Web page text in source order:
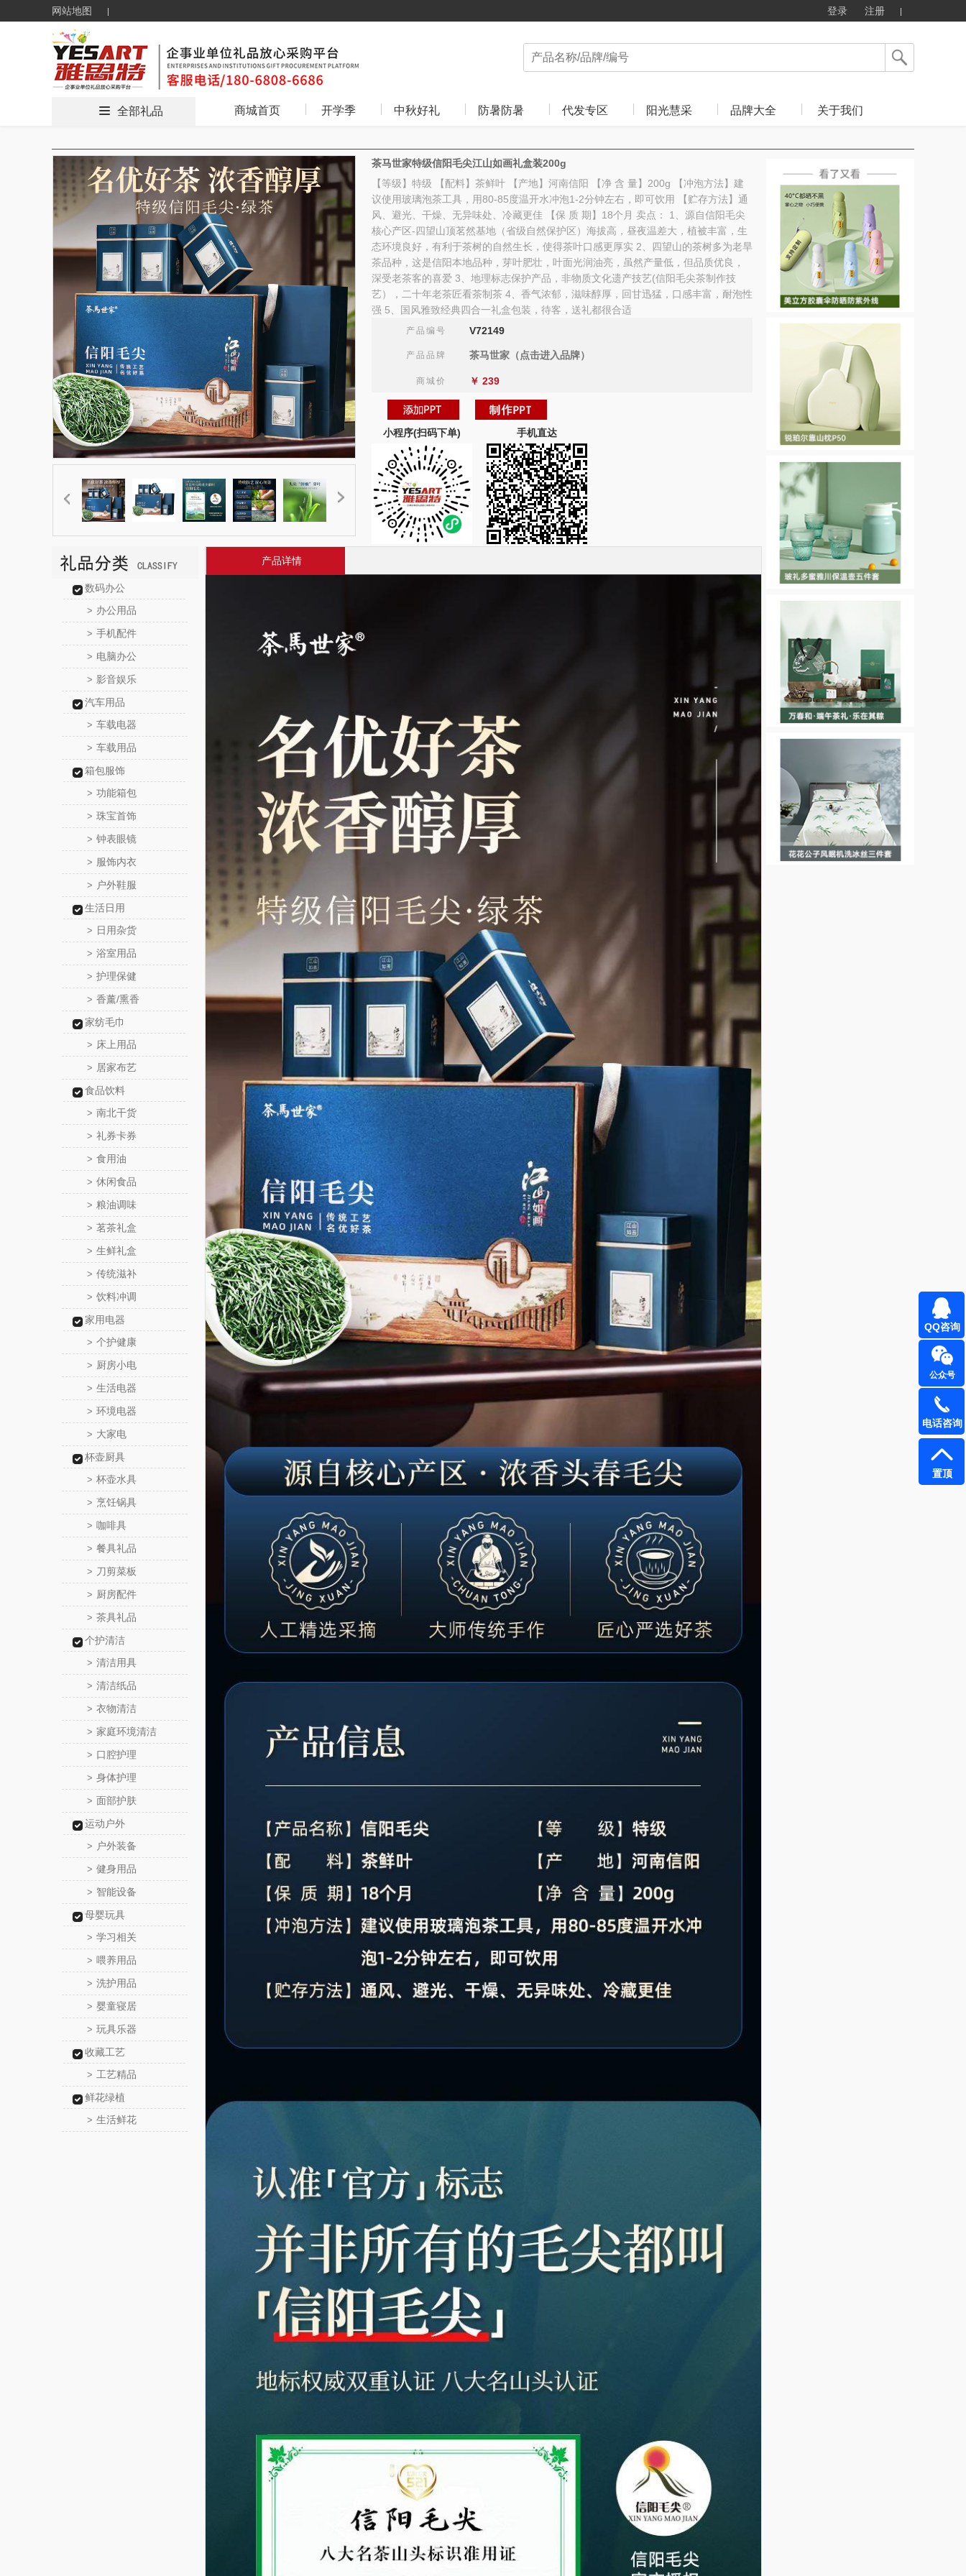
网站地图 登录 注册
全部礼品 商城首页 开学季 中秋好礼 防暑防暑 代发专区 阳光慧采 品牌大全 关于我们
茶马世家特级信阳毛尖江山如画礼盒装200g
【等级】特级 【配料】茶鲜叶 【产地】河南信阳 【净 含 量】200g 【冲泡方法】建
议使用玻璃泡茶工具，用80-85度温开水冲泡1-2分钟左右，即可饮用 【贮存方法】通
风、避光、干燥、无异味处、冷藏更佳 【保 质 期】18个月 卖点： 1、源自信阳毛尖
核心产区-四望山顶茗然基地（省级自然保护区）海拔高，昼夜温差大，植被丰富，生
态环境良好，有利于茶树的自然生长，使得茶叶口感更厚实 2、四望山的茶树多为老旱
茶品种，这是信阳本地品种，芽叶肥壮，叶面光润油亮，虽然产量低，但品质优良，
深受老茶客的喜爱 3、地理标志保护产品，非物质文化遗产技艺(信阳毛尖茶制作技
艺），二十年老茶匠看茶制茶 4、香气浓郁，滋味醇厚，回甘迅猛，口感丰富，耐泡性
强 5、国风雅致经典四合一礼盒包装，待客，送礼都很合适
产品编号 V72149
产品品牌 茶马世家（点击进入品牌）
商城价 ￥ 239
小程序(扫码下单) 手机直达
数码办公
> 办公用品
> 手机配件
> 电脑办公
> 影音娱乐
汽车用品
> 车载电器
> 车载用品
箱包服饰
> 功能箱包
> 珠宝首饰
> 钟表眼镜
> 服饰内衣
> 户外鞋服
生活日用
> 日用杂货
> 浴室用品
> 护理保健
> 香薰/熏香
家纺毛巾
> 床上用品
> 居家布艺
食品饮料
> 南北干货
> 礼券卡券
> 食用油
> 休闲食品
> 粮油调味
> 茗茶礼盒
> 生鲜礼盒
> 传统滋补
> 饮料冲调
家用电器
> 个护健康
> 厨房小电
> 生活电器
> 环境电器
> 大家电
杯壶厨具
> 杯壶水具
> 烹饪锅具
> 咖啡具
> 餐具礼品
> 刀剪菜板
> 厨房配件
> 茶具礼品
个护清洁
> 清洁用具
> 清洁纸品
> 衣物清洁
> 家庭环境清洁
> 口腔护理
> 身体护理
> 面部护肤
运动户外
> 户外装备
> 健身用品
> 智能设备
母婴玩具
> 学习相关
> 喂养用品
> 洗护用品
> 婴童寝居
> 玩具乐器
收藏工艺
> 工艺精品
鲜花绿植
> 生活鲜花
产品详情
QQ咨询
公众号
电话咨询
置顶